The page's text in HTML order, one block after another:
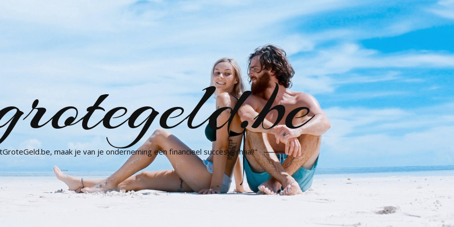
maak je van je onderneming een financieel succesverhaal!"